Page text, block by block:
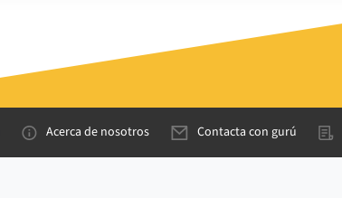
Acerca de nosotros Contacta con gurú